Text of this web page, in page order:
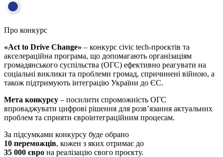
Про конкурс
«Act to Drive Change» – конкурс civic tech-проєктів та
акселераційна програма, що допомагають організаціям
громадянського суспільства (ОГС) ефективно реагувати на
соціальні виклики та проблеми громад, спричинені війною, а
також підтримують інтеграцію України до ЄС.
Мета конкурсу – посилити спроможність ОГС
впроваджувати цифрові рішення для розв’язання актуальних
проблем та сприяти євроінтеграційним процесам.
За підсумками конкурсу буде обрано
10 переможців, кожен з яких отримає до
35 000 євро на реалізацію свого проєкту.